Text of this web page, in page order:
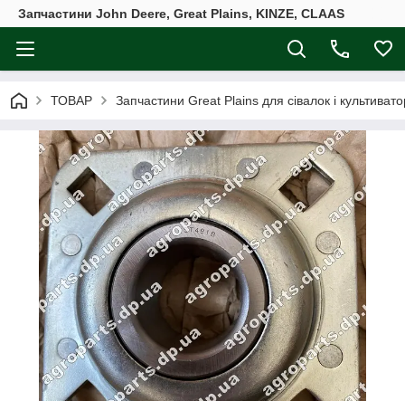
Запчастини John Deere, Great Plains, KINZE, CLAAS
ТОВАР Запчастини Great Plains для сівалок і